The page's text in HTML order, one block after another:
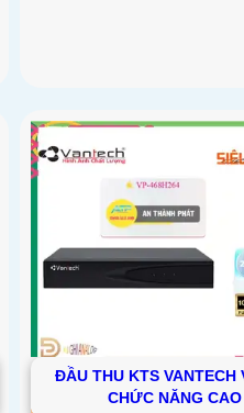
ĐẦU THU KTS VANTECH
CHỨC NĂNG